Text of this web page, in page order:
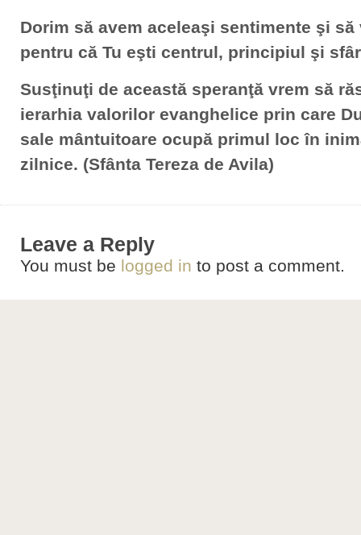
Dorim să avem aceleaşi sentimente şi să
pentru că Tu eşti centrul, principiul şi
Susţinuţi de această speranţă vrem să
ierarhia valorilor evanghelice prin care
sale mântuitoare ocupă primul loc în
zilnice. (Sfânta Tereza de Avila)
Leave a Reply
You must be logged in to post a comment.